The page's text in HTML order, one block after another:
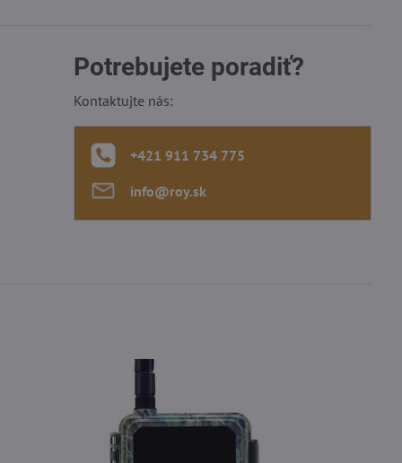
Potrebujete poradiť?
Kontaktujte nás:
+421 911 734 775
info​@roy​.sk